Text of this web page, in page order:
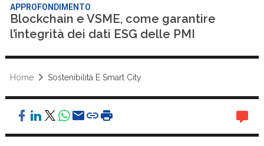
APPROFONDIMENTO
Blockchain e VSME, come garantire
l’integrità dei dati ESG delle PMI
Home Sostenibilità E Smart City